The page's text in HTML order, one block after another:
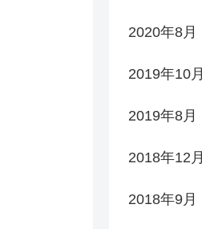
2020年8月
2019年10月
2019年8月
2018年12月
2018年9月